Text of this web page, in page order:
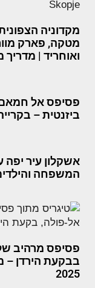
מקדוניה
מטקה, פארק
ואוחריד | מדריך
פסיפס אל
ביזנטית –
המשפחה
פסיפס מרהיב של
בבקעת הירדן –
2025